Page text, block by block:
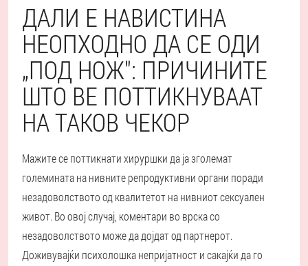
ДАЛИ Е НАВИСТИНА
НЕОПХОДНО ДА СЕ ОДИ
„ПОД НОЖ": ПРИЧИНИТЕ
ШТО ВЕ ПОТТИКНУВААТ
НА ТАКОВ ЧЕКОР
Мажите се поттикнати хируршки да ја зголемат
големината на нивните репродуктивни органи поради
незадоволството од квалитетот на нивниот сексуален
живот. Во овој случај, коментари во врска со
незадоволството може да дојдат од партнерот.
Доживувајќи психолошка непријатност и сакајќи да го